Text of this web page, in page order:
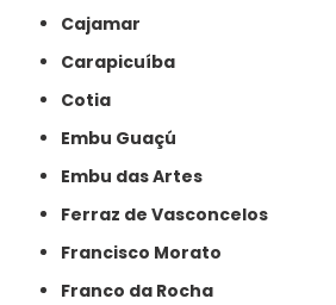
Cajamar
Carapicuíba
Cotia
Embu Guaçú
Embu das Artes
Ferraz de Vasconcelos
Francisco Morato
Franco da Rocha